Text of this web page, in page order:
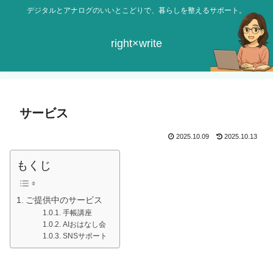
デジタルとアナログのいいとこどりで、暮らしを整えるサポート。
right×write
サービス
2025.10.09 2025.10.13
もくじ
ご提供中のサービス
手帳講座
AIおはなし会
SNSサポート